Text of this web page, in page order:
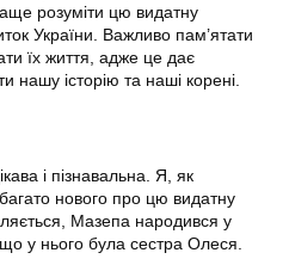
розуміти цю видатну
України. Важливо пам’ятати
їх життя, адже це дає
нашу історію та наші корені.
і пізнавальна. Я, як
нового про цю видатну
Мазепа народився у
у нього була сестра Олеся.